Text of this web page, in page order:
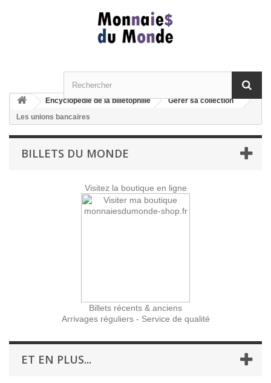
Encyclopédie de la billetophilie
Gérer sa collection
Les unions bancaires
BILLETS DU MONDE
Visitez la boutique en ligne
Billets récents & anciens
Arrivages réguliers - Service de qualité
ET EN PLUS...